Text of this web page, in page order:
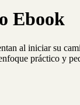
Ebook
al iniciar su
práctico y